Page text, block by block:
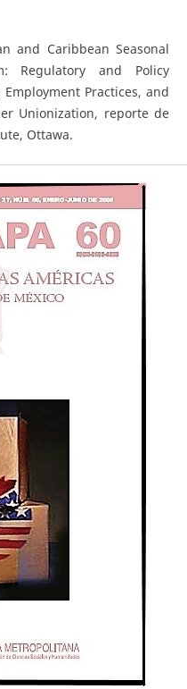
and Caribbean Seasonal
Regulatory and Policy
Practices, and
Unionization, reporte de
Ottawa.